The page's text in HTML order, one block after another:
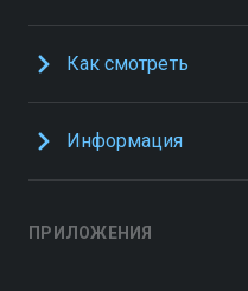
Как смотреть
Информация
ПРИЛОЖЕНИЯ